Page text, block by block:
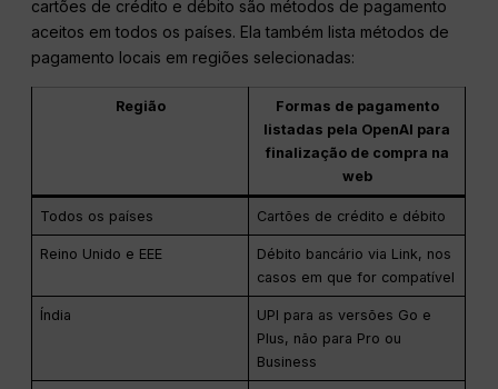
cartões de crédito e débito são métodos de pagamento
aceitos em todos os países. Ela também lista métodos de
pagamento locais em regiões selecionadas:
Região
Formas de pagamento
listadas pela OpenAI para
finalização de compra na
web
Todos os países Cartões de crédito e débito
Reino Unido e EEE
Débito bancário via Link, nos
casos em que for compatível
Índia
UPI para as versões Go e
Plus, não para Pro ou
Business